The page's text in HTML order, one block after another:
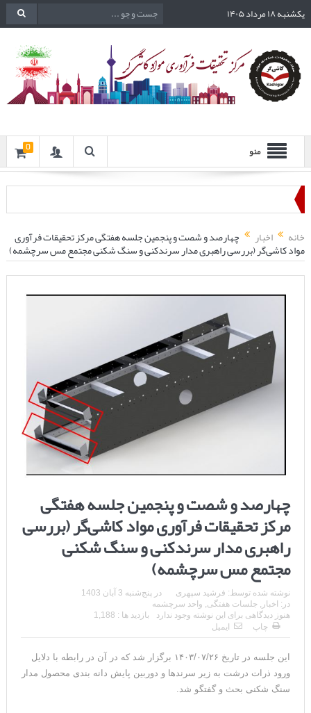
یکشنبه ۱۸ مرداد ۱۴۰۵
منو 0
خانه اخبار چهارصد و شصت و پنجمین جلسه هفتگی مرکز تحقیقات فرآوری
مواد کاشی‌گر (بررسی راهبری مدار سرندکنی و سنگ شکنی مجتمع مس سرچشمه)
چهارصد و شصت و پنجمین جلسه هفتگی
مرکز تحقیقات فرآوری مواد کاشی‌گر (بررسی
راهبری مدار سرندکنی و سنگ شکنی
مجتمع مس سرچشمه)
نوشته شده توسط: فرشید سپهری در پنج‌شنبه 3 آبان 1403
در: اخبار , جلسات هفتگی, واحد سرچشمه
هنوز دیدگاهی برای این نوشته وجود ندارد
بازدید ها : 1,188
چاپ
ایمیل
این جلسه در تاریخ ۱۴۰۳/۰۷/۲۶ برگزار شد که در آن در رابطه با دلایل
ورود ذرات درشت به زیر سرندها و دوربین پایش دانه بندی محصول مدار
سنگ شکنی بحث و گفتگو شد.